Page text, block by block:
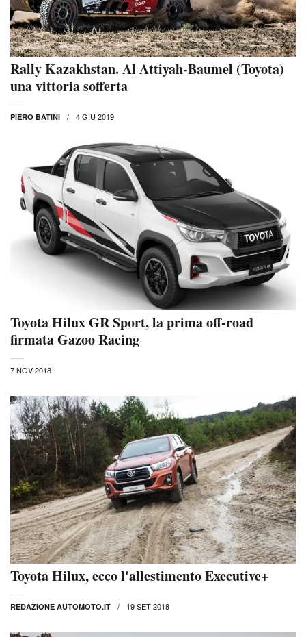
Rally Kazakhstan. Al Attiyah-Baumel (Toyota)
una vittoria sofferta
PIERO BATINI 4 GIU 2019
Toyota Hilux GR Sport, la prima off-road
firmata Gazoo Racing
7 NOV 2018
Toyota Hilux, ecco l'allestimento Executive+
REDAZIONE AUTOMOTO.IT 19 SET 2018